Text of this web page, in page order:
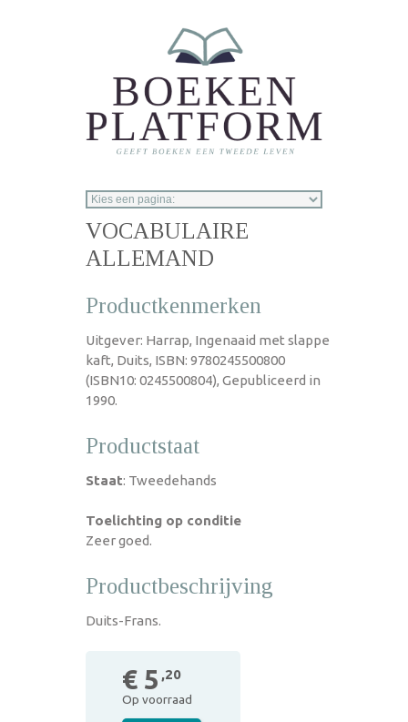
VOCABULAIRE
ALLEMAND
Productkenmerken
Uitgever: Harrap, Ingenaaid met slappe
kaft, Duits, ISBN: 9780245500800
(ISBN10: 0245500804), Gepubliceerd in
1990.
Productstaat
Staat: Tweedehands
Toelichting op conditie
Zeer goed.
Productbeschrijving
Duits-Frans.
€ 5 ,20
Op voorraad